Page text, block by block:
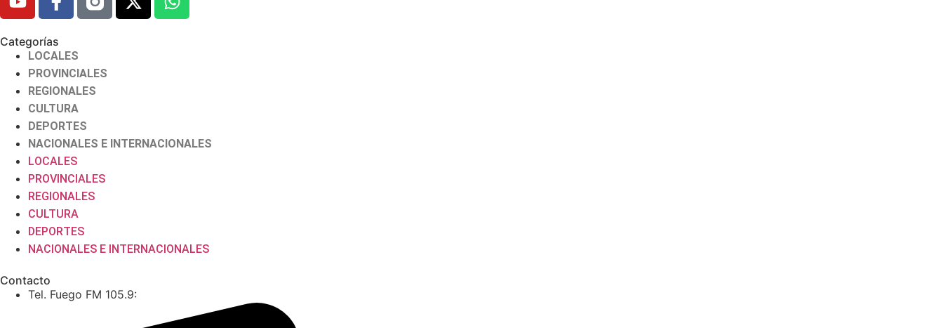
Categorías
LOCALES
PROVINCIALES
REGIONALES
CULTURA
DEPORTES
NACIONALES E INTERNACIONALES
LOCALES
PROVINCIALES
REGIONALES
CULTURA
DEPORTES
NACIONALES E INTERNACIONALES
Contacto
Tel. Fuego FM 105.9: